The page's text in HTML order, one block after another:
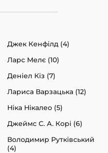
Джек Кенфілд (4)
Ларс Мелє (10)
Деніел Кіз (7)
Лариса Варзацька (12)
Ніка Нікалео (5)
Джеймс С. А. Корі (6)
Володимир Рутківський
(4)